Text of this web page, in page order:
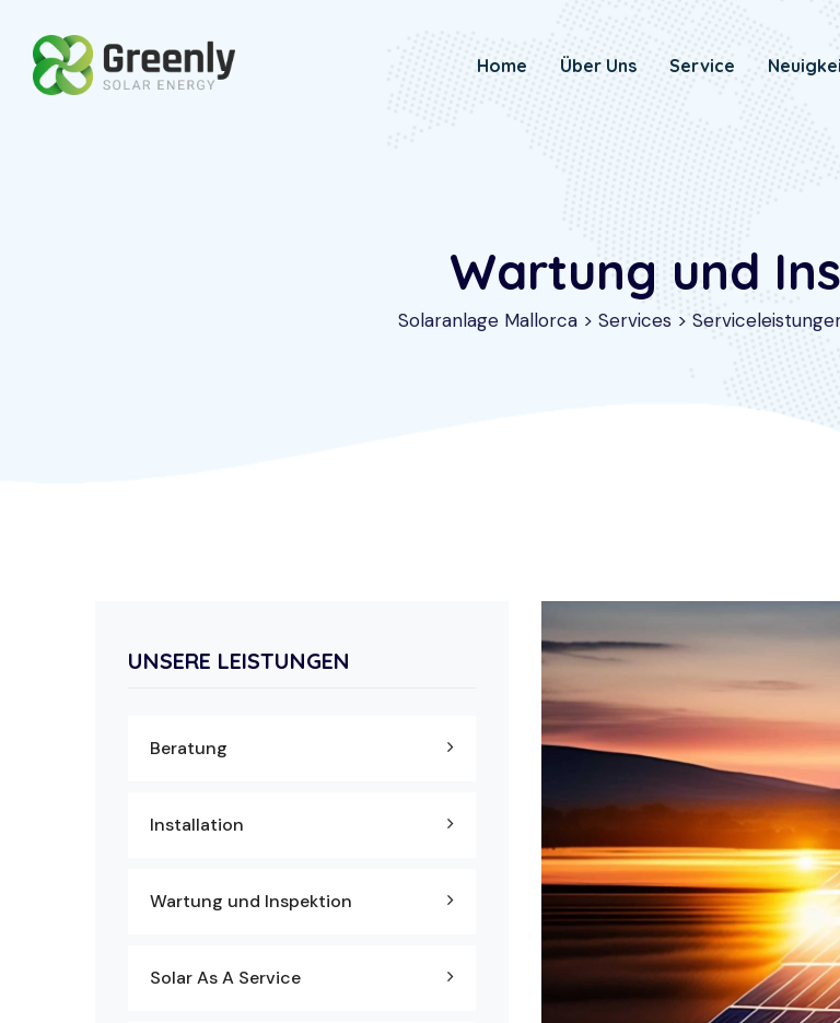
content
Home Über Uns Service
Wartung und
Solaranlage Mallorca > Services >
UNSERE LEISTUNGEN
Beratung
Installation
Wartung und Inspektion
Solar As A Service